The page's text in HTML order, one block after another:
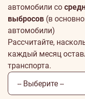
автомобили со
выбросов (в
автомобили)
Рассчитайте,
каждый месяц
транспорта.